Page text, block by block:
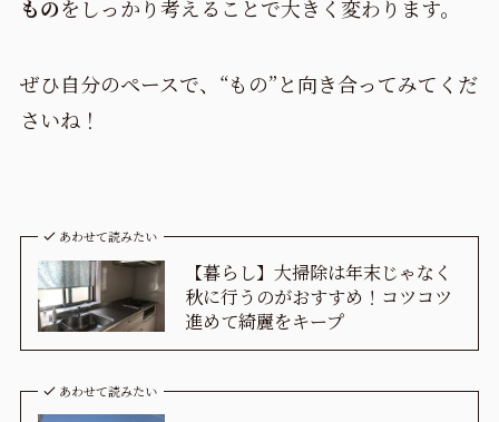
ものをしっかり考えることで大きく変わります。
ぜひ自分のペースで、“もの”と向き合ってみてくだ
さいね！
あわせて読みたい
【暮らし】大掃除は年末じゃなく
秋に行うのがおすすめ！コツコツ
進めて綺麗をキープ
あわせて読みたい